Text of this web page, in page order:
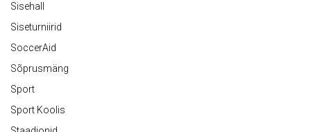
Sisehall
Siseturniirid
SoccerAid
Sõprusmäng
Sport
Sport Koolis